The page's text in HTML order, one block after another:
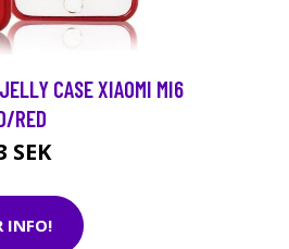
CASE XIAOMI MI6
RED
SEK
INFO!